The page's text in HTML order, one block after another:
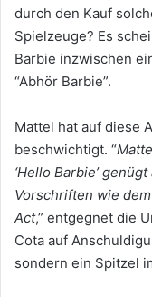
durch den Kauf
Spielzeuge? Es
Barbie inzwischen
“Abhör Barbie”.
Mattel hat auf diese
beschwichtigt. “
‘Hello Barbie’
Vorschriften wie
Act,” entgegnet die
Cota auf
sondern ein Spitzel